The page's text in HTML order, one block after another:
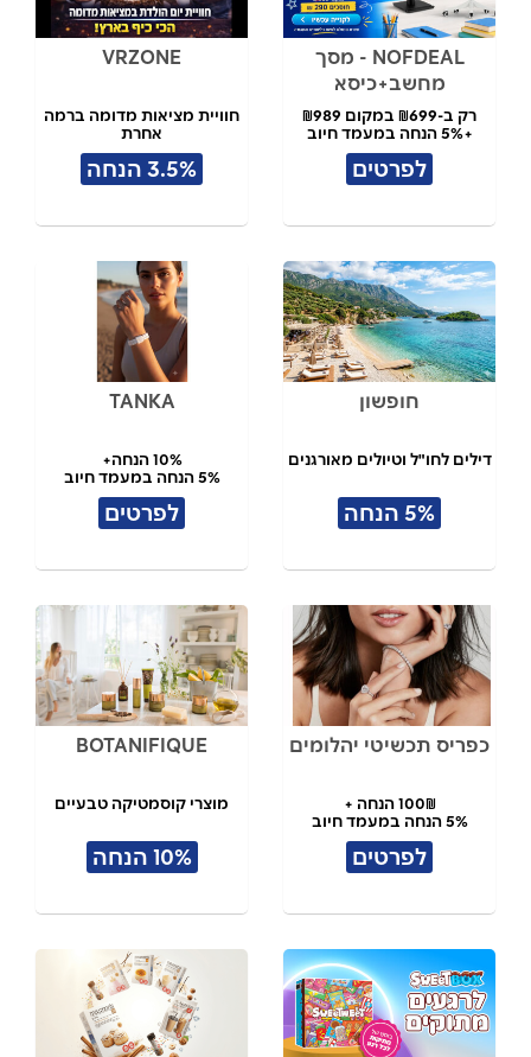
NOFDEAL - מסך
מחשב+כיסא
רק ב-₪699 במקום ₪989
+5% הנחה במעמד חיוב
לפרטים
VRZONE
חוויית מציאות מדומה ברמה
אחרת
3.5% הנחה
חופשון
דילים לחו"ל וטיולים מאורגנים
5% הנחה
TANKA
10% הנחה+
5% הנחה במעמד חיוב
לפרטים
כפריס תכשיטי יהלומים
100₪ הנחה +
5% הנחה במעמד חיוב
לפרטים
BOTANIFIQUE
מוצרי קוסמטיקה טבעיים
10% הנחה